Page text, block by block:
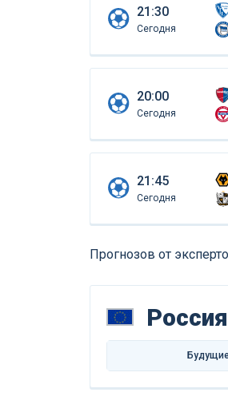
21:30
Сегодня
20:00
Сегодня
21:45
Сегодня
Прогнозов от